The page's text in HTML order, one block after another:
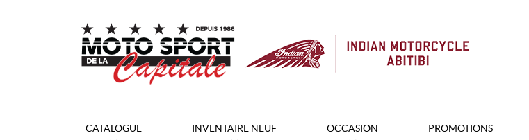
CATALOGUE INVENTAIRE NEUF OCCASION PROMOTIONS